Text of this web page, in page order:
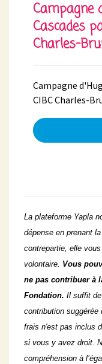
Campagne
Cascades
Charles-
Campagne
CIBC Charles-
La plateforme Yapla
dépense en prenant
contrepartie, elle
volontaire. Vous
ne pas contribuer à
Fondation. Il suffit
contribution
frais n'est pas inclus
si vous y avez droit.
compréhension à